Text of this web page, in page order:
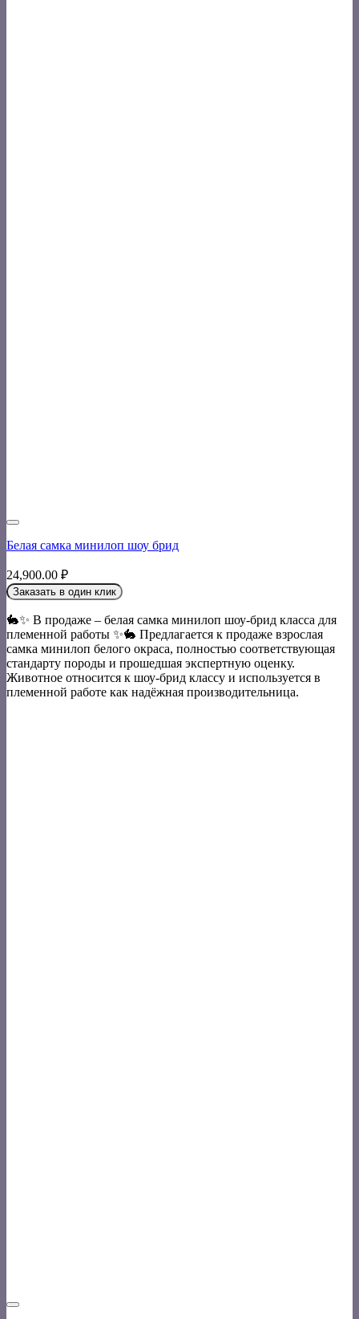
Белая самка минилоп шоу брид
24,900.00 ₽
Заказать в один клик
🐇✨ В продаже – белая самка минилоп шоу-брид класса для
племенной работы ✨🐇 Предлагается к продаже взрослая
самка минилоп белого окраса, полностью соответствующая
стандарту породы и прошедшая экспертную оценку.
Животное относится к шоу-брид классу и используется в
племенной работе как надёжная производительница.